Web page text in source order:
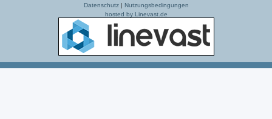
Datenschutz|
Nutzungsbedingungen
hosted by Linevast.de